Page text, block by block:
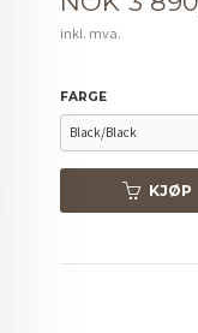
inkl. mva.
FARGE
KJØP